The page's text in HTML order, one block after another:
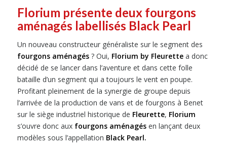
Florium présente deux fourgons
aménagés labellisés Black Pearl
Un nouveau constructeur généraliste sur le segment des
fourgons aménagés? Oui, Florium by Fleurettea donc
décidé de se lancer dans l’aventure et dans cette folle
bataille d’un segment qui a toujours le vent en poupe.
Profitant pleinement de la synergie de groupe depuis
l’arrivée de la production de vans et de fourgons à Benet
sur le siège industriel historique de Fleurette, Florium
s’ouvre donc aux fourgons aménagésen lançant deux
modèles sous l’appellation Black Pearl.